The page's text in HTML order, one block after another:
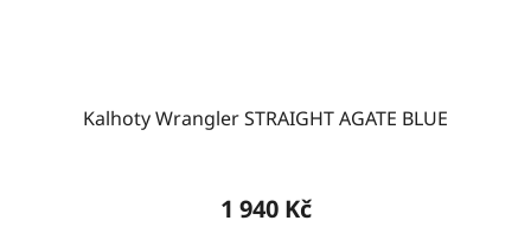
Kalhoty Wrangler STRAIGHT AGATE BLUE
1 940 Kč